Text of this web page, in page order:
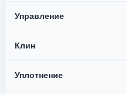
Управление
Клин
Уплотнение